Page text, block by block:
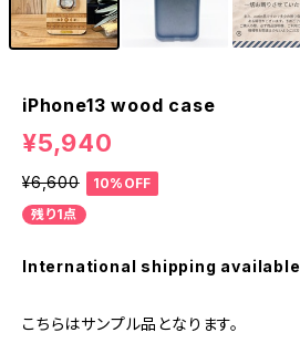
iPhone13 wood case
¥5,940
¥6,600
10%OFF
残り1点
International shipping available
こちらはサンプル品となります。